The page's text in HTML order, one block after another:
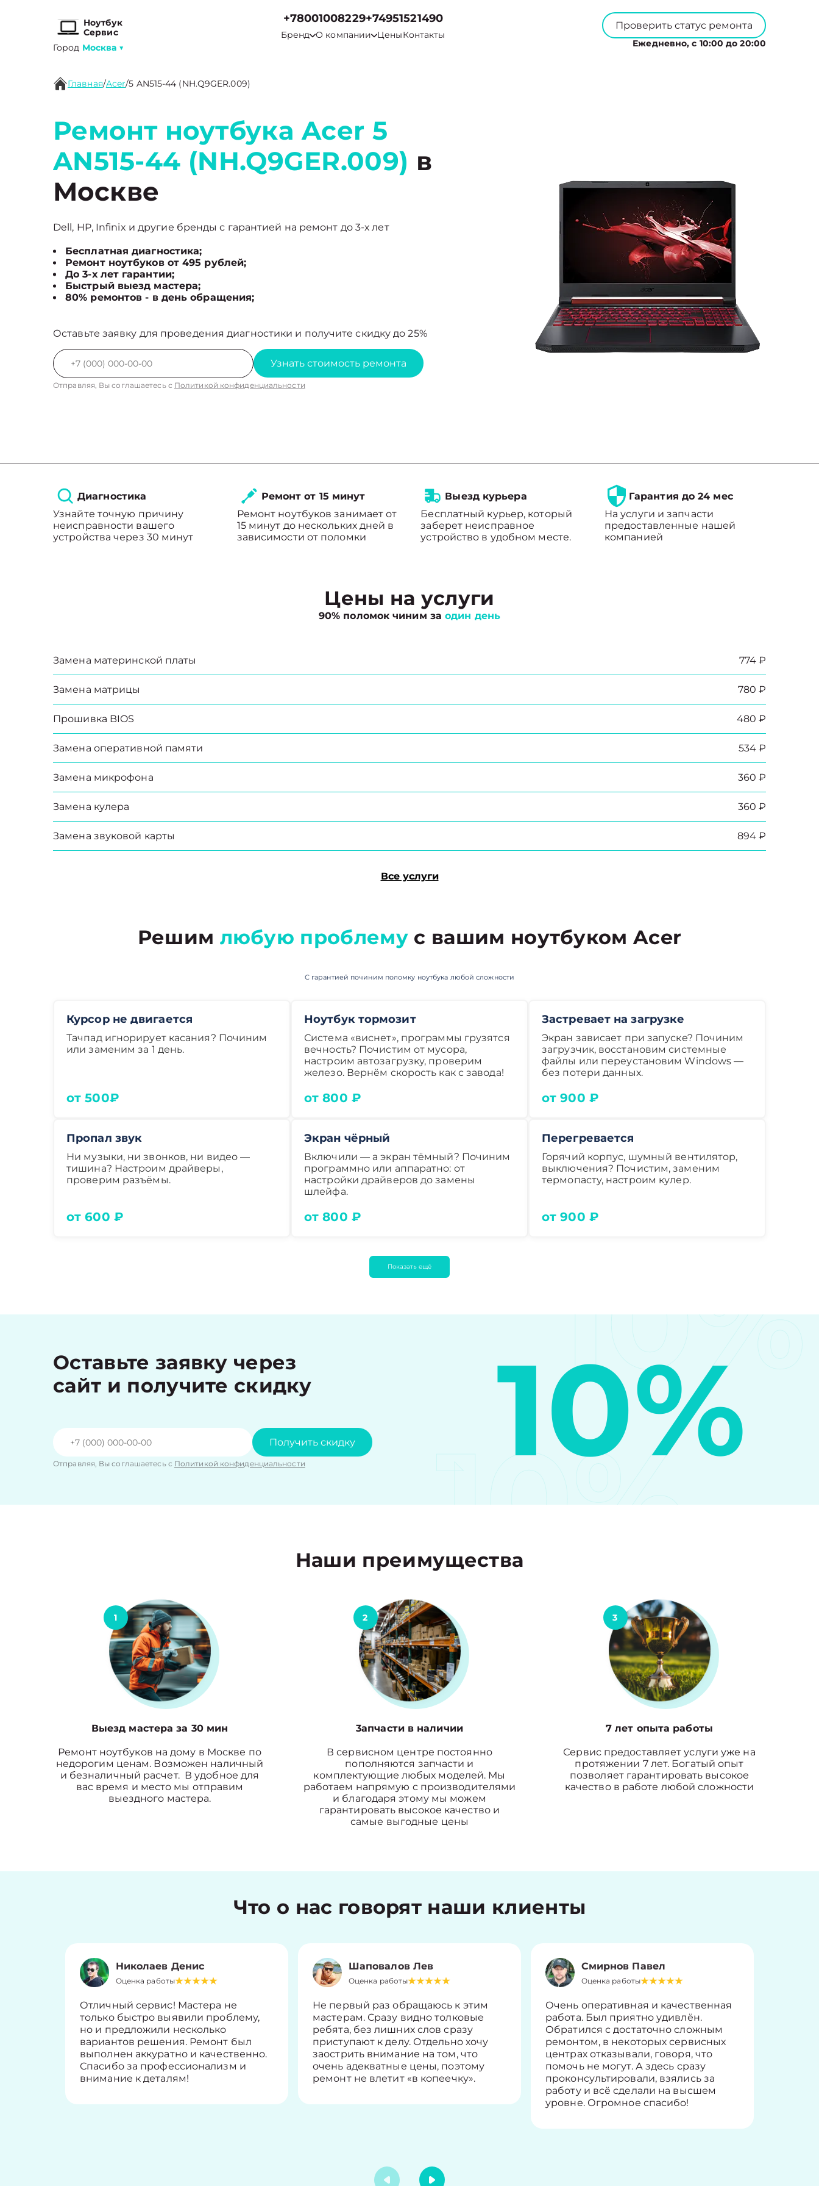
Ноутбук
Сервис
Город Москва ▼
+78001008229+74951521490
Бренд О компании ЦеныКонтакты
Проверить статус ремонта
Ежедневно, с 10:00 до 20:00
Главная/Acer/5 AN515-44 (NH.Q9GER.009)
Ремонт ноутбука Acer 5
AN515-44 (NH.Q9GER.009) в
Москве
Dell, HP, Infinix и другие бренды с гарантией на ремонт до 3-х лет
Бесплатная диагностика;
Ремонт ноутбуков от 495 рублей;
До 3-х лет гарантии;
Быстрый выезд мастера;
80% ремонтов - в день обращения;
Оставьте заявку для проведения диагностики и получите скидку до 25%
Узнать стоимость ремонта
Отправляя, Вы соглашаетесь с Политикой конфиденциальности
Диагностика
Узнайте точную причину
неисправности вашего
устройства через 30 минут
Ремонт от 15 минут
Ремонт ноутбуков занимает от
15 минут до нескольких дней в
зависимости от поломки
Выезд курьера
Бесплатный курьер, который
заберет неисправное
устройство в удобном месте.
Гарантия до 24 мес
На услуги и запчасти
предоставленные нашей
компанией
Цены на услуги
90% поломок чиним заодин день
Замена материнской платы 774 ₽
Замена матрицы 780 ₽
Прошивка BIOS 480 ₽
Замена оперативной памяти 534 ₽
Замена микрофона 360 ₽
Замена кулера 360 ₽
Замена звуковой карты 894 ₽
Все услуги
Решим любую проблему с вашим ноутбуком Acer
С гарантией починим поломку ноутбука любой сложности
Курсор не двигается
Тачпад игнорирует касания? Починим
или заменим за 1 день.
от 500₽
Ноутбук тормозит
Система «виснет», программы грузятся
вечность? Почистим от мусора,
настроим автозагрузку, проверим
железо. Вернём скорость как с завода!
от 800 ₽
Застревает на загрузке
Экран зависает при запуске? Починим
загрузчик, восстановим системные
файлы или переустановим Windows —
без потери данных.
от 900 ₽
Пропал звук
Ни музыки, ни звонков, ни видео —
тишина? Настроим драйверы,
проверим разъёмы.
от 600 ₽
Экран чёрный
Включили — а экран тёмный? Починим
программно или аппаратно: от
настройки драйверов до замены
шлейфа.
от 800 ₽
Перегревается
Горячий корпус, шумный вентилятор,
выключения? Почистим, заменим
термопасту, настроим кулер.
от 900 ₽
Показать ещё
Оставьте заявку через
сайт и получите скидку
Получить скидку
Отправляя, Вы соглашаетесь с Политикой конфиденциальности 10%
10%
10%
Наши преимущества
1
Выезд мастера за 30 мин
Ремонт ноутбуков на дому в Москве по
недорогим ценам. Возможен наличный
и безналичный расчет. В удобное для
вас время и место мы отправим
выездного мастера.
2
3апчасти в наличии
В сервисном центре постоянно
пополняются запчасти и
комплектующие любых моделей. Мы
работаем напрямую с производителями
и благодаря этому мы можем
гарантировать высокое качество и
самые выгодные цены
3
7 лет опыта работы
Сервис предоставляет услуги уже на
протяжении 7 лет. Богатый опыт
позволяет гарантировать высокое
качество в работе любой сложности
Что о нас говорят наши клиенты
Николаев Денис
Оценка работы
Отличный сервис! Мастера не
только быстро выявили проблему,
но и предложили несколько
вариантов решения. Ремонт был
выполнен аккуратно и качественно.
Спасибо за профессионализм и
внимание к деталям!
Шаповалов Лев
Оценка работы
Не первый раз обращаюсь к этим
мастерам. Сразу видно толковые
ребята, без лишних слов сразу
приступают к делу. Отдельно хочу
заострить внимание на том, что
очень адекватные цены, поэтому
ремонт не влетит «в копеечку».
Смирнов Павел
Оценка работы
Очень оперативная и качественная
работа. Был приятно удивлён.
Обратился с достаточно сложным
ремонтом, в некоторых сервисных
центрах отказывали, говоря, что
помочь не могут. А здесь сразу
проконсультировали, взялись за
работу и всё сделали на высшем
уровне. Огромное спасибо!